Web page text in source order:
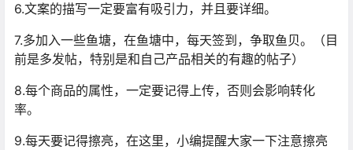
6.文案的描写一定要富有吸引力，并且要详细。
7.多加入一些鱼塘，在鱼塘中，每天签到，争取鱼贝。（目
前是多发帖，特别是和自己产品相关的有趣的帖子）
8.每个商品的属性，一定要记得上传，否则会影响转化
率。
9.每天要记得擦亮，在这里，小编提醒大家一下注意擦亮